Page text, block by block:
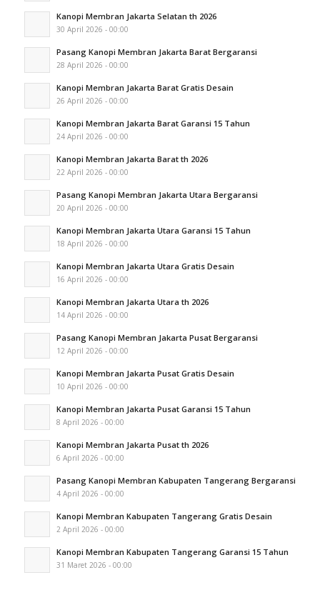
Kanopi Membran Jakarta Selatan th 2026
30 April 2026 - 00:00
Pasang Kanopi Membran Jakarta Barat Bergaransi
28 April 2026 - 00:00
Kanopi Membran Jakarta Barat Gratis Desain
26 April 2026 - 00:00
Kanopi Membran Jakarta Barat Garansi 15 Tahun
24 April 2026 - 00:00
Kanopi Membran Jakarta Barat th 2026
22 April 2026 - 00:00
Pasang Kanopi Membran Jakarta Utara Bergaransi
20 April 2026 - 00:00
Kanopi Membran Jakarta Utara Garansi 15 Tahun
18 April 2026 - 00:00
Kanopi Membran Jakarta Utara Gratis Desain
16 April 2026 - 00:00
Kanopi Membran Jakarta Utara th 2026
14 April 2026 - 00:00
Pasang Kanopi Membran Jakarta Pusat Bergaransi
12 April 2026 - 00:00
Kanopi Membran Jakarta Pusat Gratis Desain
10 April 2026 - 00:00
Kanopi Membran Jakarta Pusat Garansi 15 Tahun
8 April 2026 - 00:00
Kanopi Membran Jakarta Pusat th 2026
6 April 2026 - 00:00
Pasang Kanopi Membran Kabupaten Tangerang Bergaransi
4 April 2026 - 00:00
Kanopi Membran Kabupaten Tangerang Gratis Desain
2 April 2026 - 00:00
Kanopi Membran Kabupaten Tangerang Garansi 15 Tahun
31 Maret 2026 - 00:00